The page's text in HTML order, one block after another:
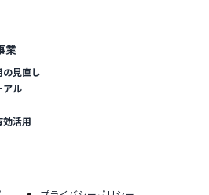
業
の見直し
アル
活用